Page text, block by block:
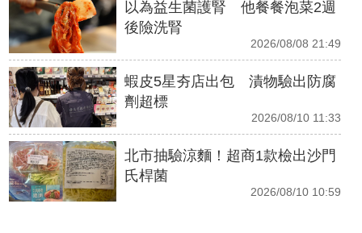
以為益生菌護腎 他餐餐泡菜2週
後險洗腎
2026/08/08 21:49
蝦皮5星夯店出包 漬物驗出防腐
劑超標
2026/08/10 11:33
北市抽驗涼麵！超商1款檢出沙門
氏桿菌
2026/08/10 10:59